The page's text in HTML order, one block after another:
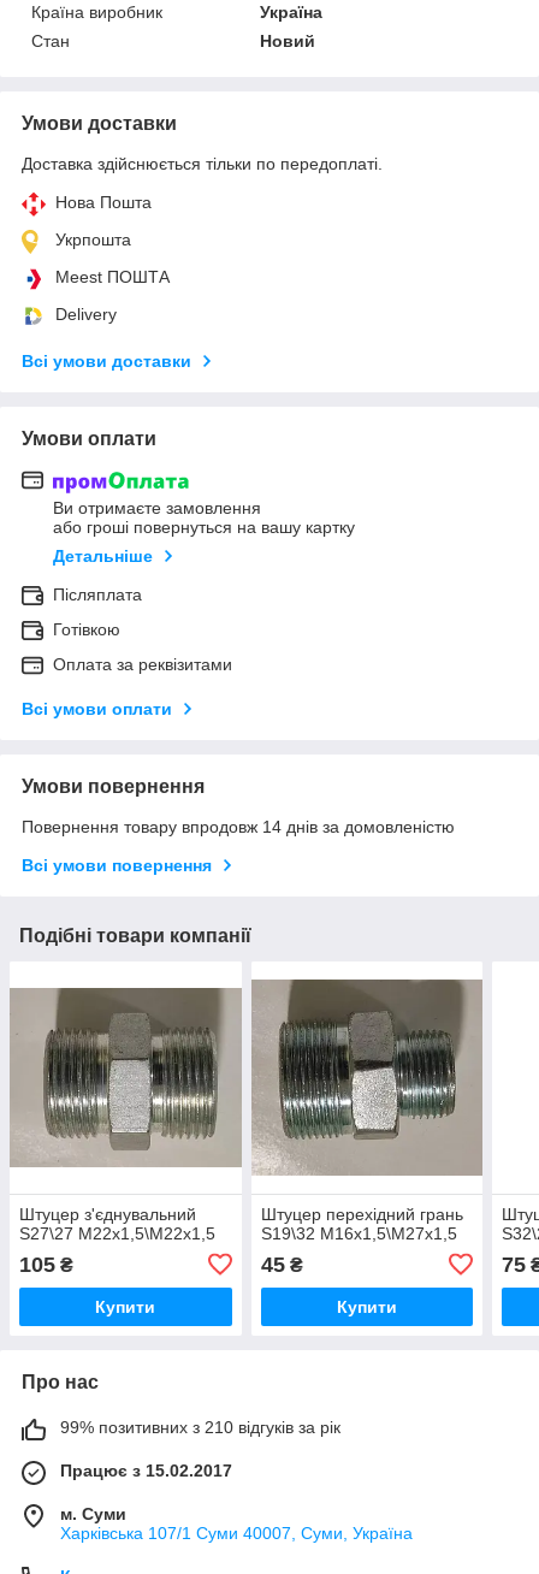
Країна виробник
Україна
Стан
Новий
Умови доставки
Доставка здійснюється тільки по передоплаті.
Нова Пошта
Укрпошта
Meest ПОШТА
Delivery
Всі умови доставки
Умови оплати
Ви отримаєте замовлення
або гроші повернуться на вашу картку
Детальніше
Післяплата
Готівкою
Оплата за реквізитами
Всі умови оплати
Умови повернення
Повернення товару впродовж 14 днів за домовленістю
Всі умови повернення
Подібні товари компанії
Штуцер з'єднувальний
S27\27 М22х1,5\М22х1,5
105 ₴
Купити
Штуцер перехідний грань
S19\32 М16х1,5\М27х1,5
45₴
Купити
75
Про нас
99% позитивних з 210 відгуків за рік
Працює з 15.02.2017
м. Суми
Харківська 107/1 Суми 40007, Суми, Україна